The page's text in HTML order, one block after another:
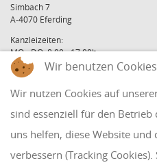
Simbach 7
A-4070 Eferding
Kanzleizeiten:
MO - DO: 8:00 - 17:00h
FR: 8:00 - 12:00h
Tel: +43 7272 39 79 - 0
Fax: +43 7272 39 79 - 9
QUICKLINKS
Wir benutzen Cookies
Wir nutzen Cookies auf
sind essenziell für den
uns helfen, diese Website
verbessern (Tracking